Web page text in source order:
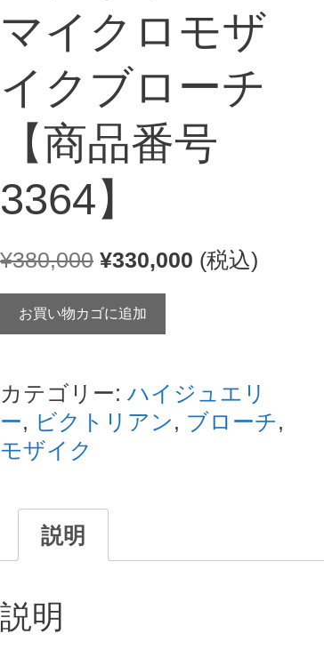
マイクロモザ
イクブローチ
【商品番号
3364】
¥380,000 元
価
¥380,000
で
¥330,000 現
は
¥330,000
(税込)
ビ
ク
リ
ア
ン
イ
ロ
ザ
お買い物カゴに追加
カテゴリー: ハイジュエリ
ー, ビクトリアン, ブローチ,
モザイク
説明
説明